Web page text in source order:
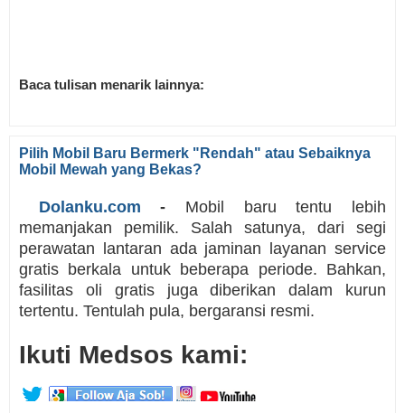
Baca tulisan menarik lainnya:
Pilih Mobil Baru Bermerk "Rendah" atau Sebaiknya
Mobil Mewah yang Bekas?
Dolanku.com - Mobil baru tentu lebih
memanjakan pemilik. Salah satunya, dari segi
perawatan lantaran ada jaminan layanan service
gratis berkala untuk beberapa periode. Bahkan,
fasilitas oli gratis juga diberikan dalam kurun
tertentu. Tentulah pula, bergaransi resmi.
Ikuti Medsos kami: